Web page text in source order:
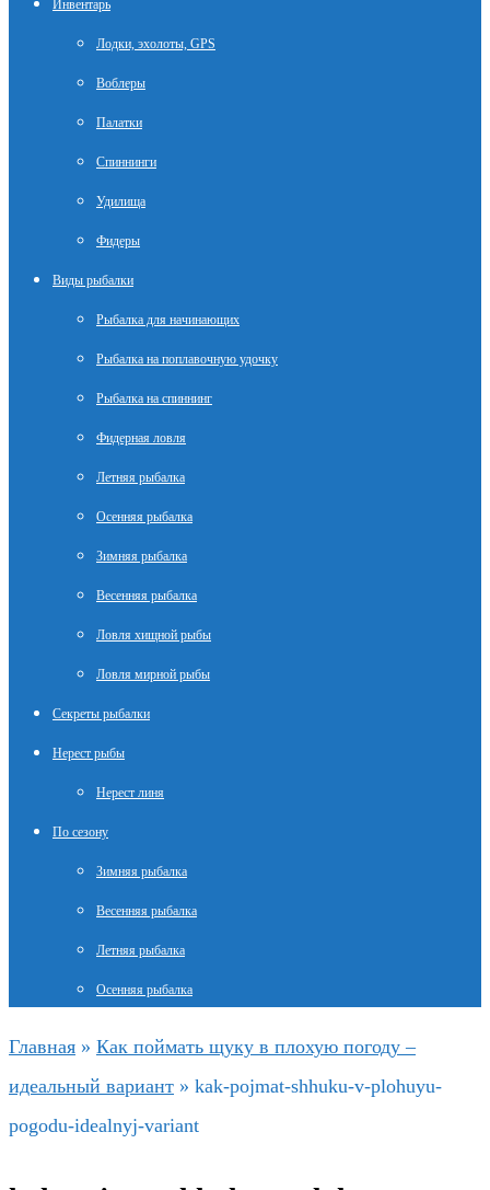
Инвентарь
Лодки, эхолоты, GPS
Воблеры
Палатки
Спиннинги
Удилища
Фидеры
Виды рыбалки
Рыбалка для начинающих
Рыбалка на поплавочную удочку
Рыбалка на спиннинг
Фидерная ловля
Летняя рыбалка
Осенняя рыбалка
Зимняя рыбалка
Весенняя рыбалка
Ловля хищной рыбы
Ловля мирной рыбы
Секреты рыбалки
Нерест рыбы
Нерест линя
По сезону
Зимняя рыбалка
Весенняя рыбалка
Летняя рыбалка
Осенняя рыбалка
Главная » Как поймать щуку в плохую погоду –
идеальный вариант » kak-pojmat-shhuku-v-plohuyu-
pogodu-idealnyj-variant